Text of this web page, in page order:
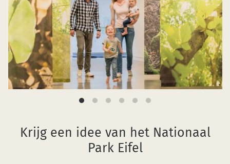
Krijg een idee van het Nationaal
Park Eifel